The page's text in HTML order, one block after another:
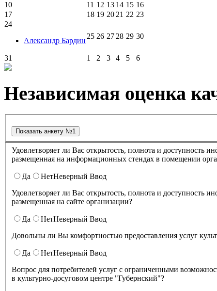
10
11 12 13 14 15 16
17
18 19 2021 22 23
24
Александр Бардин
25 26 2728 29 30
31 1 2 3 4 5 6
Независимая оценка
Удовлетворяет ли Вас открытость, полнота и доступность информации о деятельности в культурно-досуговом центре "Губернский" ,
размещенная на информационных стендах в помещении
Да НетНеверный Ввод
Удовлетворяет ли Вас открытость, полнота и доступность информации о деятельности культурно-досугового центра "Губернский" ,
размещенная на сайте организации?
Да НетНеверный Ввод
Довольны ли Вы комфортностью предоставления услуг
Да НетНеверный Ввод
Вопрос для потребителей услуг с ограниченными
в культурно-досуговом центре "Губернский"?